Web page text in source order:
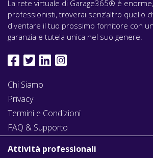
La rete virtuale di Garage365® è
professionisti, troverai senz’altro quello
diventare il tuo prossimo fornitore con
garanzia e tutela unica nel suo genere.
Chi Siamo
Privacy
Termini e Condizioni
FAQ & Supporto
Attività professionali